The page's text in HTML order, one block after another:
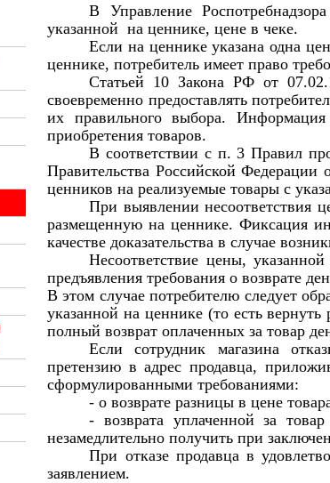
В Управление
указанной на ценнике, цене в чеке.
Если на ценнике указана одна
ценнике, потребитель имеет право
Статьей 10 Закона РФ от
своевременно предоставлять
их правильного выбора.
приобретения товаров.
В соответствии с п. 3 Правил
Правительства Российской
ценников на реализуемые товары с
При выявлении несоответствия
размещенную на ценнике. Фиксация
качестве доказательства в случае
Несоответствие цены,
предъявления требования о возврате
В этом случае потребителю следует
указанной на ценнике (то есть
полный возврат оплаченных за товар
Если сотрудник магазина
претензию в адрес продавца,
сформулированными требованиями:
- о возврате разницы в цене
- возврата уплаченной за
незамедлительно получить при
При отказе продавца в
заявлением.